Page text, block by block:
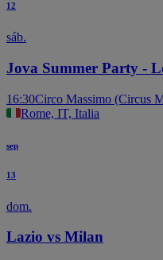
12
sáb.
Jova Summer Party -
16:30Circo Massimo (Circus
Rome, IT, Italia
sep
13
dom.
Lazio vs Milan